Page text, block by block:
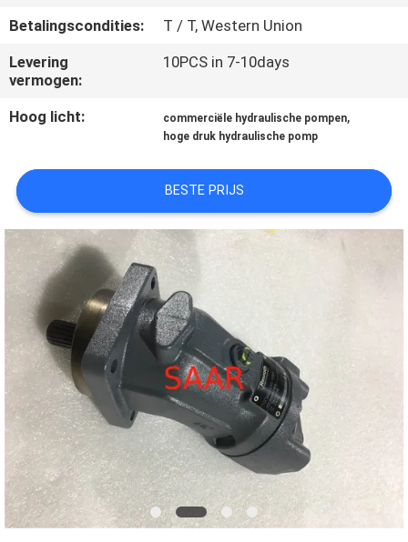
VERZOEK
OM EEN
CITAAT
PRIVACY
POLICY
Betalingscondities:
T / T, Western Union
Levering
vermogen:
10PCS in 7-10days
Hoog licht: commerciële hydraulische pompen,
hoge druk hydraulische pomp
BESTE PRIJS